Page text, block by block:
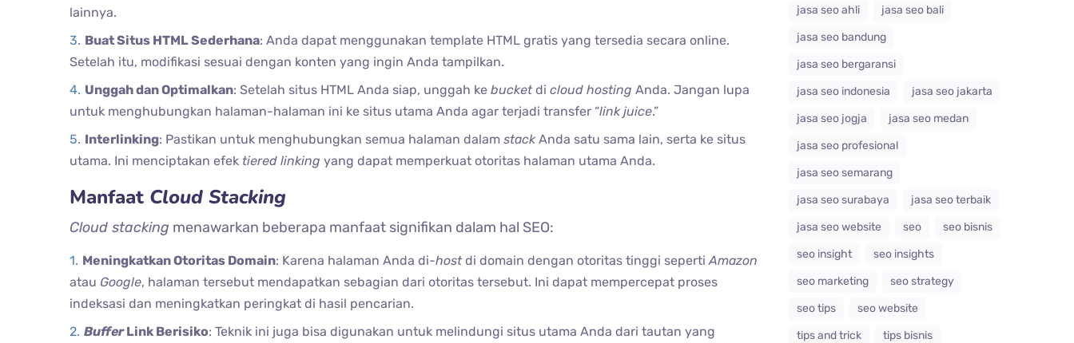
lainnya.
Buat Situs HTML Sederhana: Anda dapat menggunakan template HTML gratis yang tersedia secara online.
Setelah itu, modifikasi sesuai dengan konten yang ingin Anda tampilkan.
Unggah dan Optimalkan: Setelah situs HTML Anda siap, unggah ke bucketdi cloud hosting Anda. Jangan lupa
untuk menghubungkan halaman-halaman ini ke situs utama Anda agar terjadi transfer “link juice.”
Interlinking: Pastikan untuk menghubungkan semua halaman dalam stackAnda satu sama lain, serta ke situs
utama. Ini menciptakan efek tiered linking yang dapat memperkuat otoritas halaman utama Anda​.
Manfaat Cloud Stacking
Cloud stacking menawarkan beberapa manfaat signifikan dalam hal SEO:
Meningkatkan Otoritas Domain: Karena halaman Anda di-hostdi domain dengan otoritas tinggi sepertiAmazon
atau Google, halaman tersebut mendapatkan sebagian dari otoritas tersebut. Ini dapat mempercepat proses
indeksasi dan meningkatkan peringkat di hasil pencarian​.
BufferLink Berisiko: Teknik ini juga bisa digunakan untuk melindungi situs utama Anda dari tautan yang
jasa seo ahli
jasa seo bali
jasa seo bandung
jasa seo bergaransi
jasa seo indonesia
jasa seo jakarta
jasa seo jogja
jasa seo medan
jasa seo profesional
jasa seo semarang
jasa seo surabaya
jasa seo terbaik
jasa seo website
seo
seo bisnis
seo insight
seo insights
seo marketing
seo strategy
seo tips
seo website
tips and trick
tips bisnis